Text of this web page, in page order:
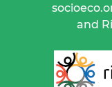
and